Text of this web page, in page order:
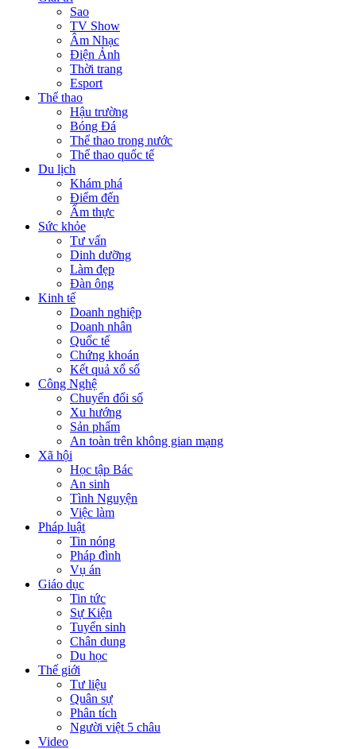
Sao
TV Show
Âm Nhạc
Điện Ảnh
Thời trang
Esport
Thể thao
Hậu trường
Bóng Đá
Thể thao trong nước
Thể thao quốc tế
Du lịch
Khám phá
Điểm đến
Ẩm thực
Sức khỏe
Tư vấn
Dinh dưỡng
Làm đẹp
Đàn ông
Kinh tế
Doanh nghiệp
Doanh nhân
Quốc tế
Chứng khoán
Kết quả xổ số
Công Nghệ
Chuyển đổi số
Xu hướng
Sản phẩm
An toàn trên không gian mạng
Xã hội
Học tập Bác
An sinh
Tình Nguyện
Việc làm
Pháp luật
Tin nóng
Pháp đình
Vụ án
Giáo dục
Tin tức
Sự Kiện
Tuyển sinh
Chân dung
Du học
Thế giới
Tư liệu
Quân sự
Phân tích
Người việt 5 châu
Video